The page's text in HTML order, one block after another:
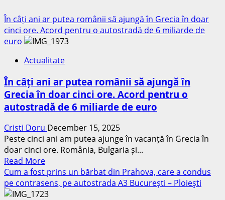
În câți ani ar putea românii să ajungă în Grecia în doar
cinci ore. Acord pentru o autostradă de 6 miliarde de
euro
Actualitate
În câți ani ar putea românii să ajungă în
Grecia în doar cinci ore. Acord pentru o
autostradă de 6 miliarde de euro
Cristi Doru December 15, 2025
Peste cinci ani am putea ajunge în vacanță în Grecia în
doar cinci ore. România, Bulgaria și...
Read MoreRead
more
about
În
Cum a fost prins un bărbat din Prahova, care a condus
pe contrasens, pe autostrada A3 Bucureşti – Ploieşti